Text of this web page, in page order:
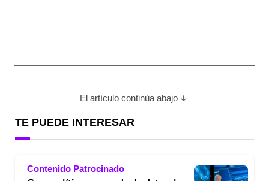
El artículo continúa abajo
TE PUEDE INTERESAR
Contenido Patrocinado